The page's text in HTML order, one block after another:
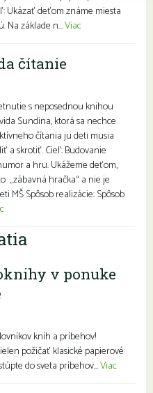
Ukázať deťom známe miesta
Na základe n...Viac
čítanie
s neposednou knihou
Sundina, ktorá sa nechce
čítania ju deti musia
a skrotiť. Cieľ: Budovanie
a hru. Ukážeme deťom,
„zábavná hračka“ a nie je
MŠ Spôsob realizácie: Spôsob
v ponuke
kníh a príbehov!
požičať klasické papierové
do sveta príbehov...Viac